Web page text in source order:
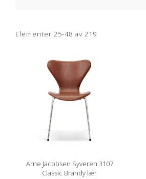
Elementer25-48 av219
Arne Jacobsen Syveren 3107
Classic Brandy lær